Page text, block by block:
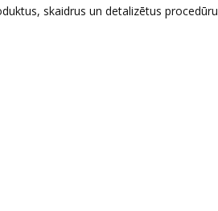
skaidrus un detalizētus procedūru